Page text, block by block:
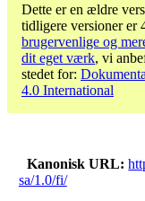
Dette er en ældre
tidligere versioner er
brugervenlige og
dit eget værk, vi
stedet for:
4.0 International
Kanonisk URL
sa/1.0/fi/